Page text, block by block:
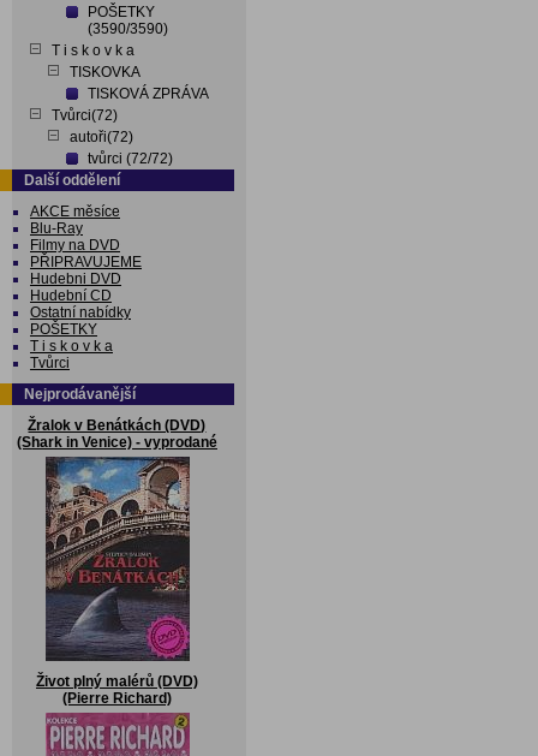
POŠETKY
(3590/3590)
T i s k o v k a
TISKOVKA
TISKOVÁ ZPRÁVA
Tvůrci(72)
autoři(72)
tvůrci (72/72)
Další oddělení
AKCE měsíce
Blu-Ray
Filmy na DVD
PŘIPRAVUJEME
Hudebni DVD
Hudební CD
Ostatní nabídky
POŠETKY
T i s k o v k a
Tvůrci
Nejprodávanější
Žralok v Benátkách (DVD)
(Shark in Venice) - vyprodané
Život plný malérů (DVD)
(Pierre Richard)